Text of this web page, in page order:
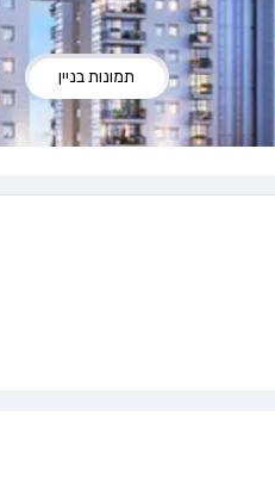
תמונות בניין